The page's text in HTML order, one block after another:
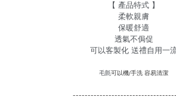
【 產品特式 】
柔軟親膚
保暖舒適
透氣不侷促
可以客製化 送禮自用一
毛氈可以機/手洗 容易清潔